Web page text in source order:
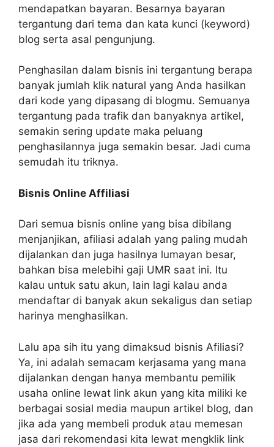
mendapatkan bayaran. Besarnya bayaran
tergantung dari tema dan kata kunci (keyword)
blog serta asal pengunjung.
Penghasilan dalam bisnis ini tergantung berapa
banyak jumlah klik natural yang Anda hasilkan
dari kode yang dipasang di blogmu. Semuanya
tergantung pada trafik dan banyaknya artikel,
semakin sering update maka peluang
penghasilannya juga semakin besar. Jadi cuma
semudah itu triknya.
Bisnis Online Affiliasi
Dari semua bisnis online yang bisa dibilang
menjanjikan, afiliasi adalah yang paling mudah
dijalankan dan juga hasilnya lumayan besar,
bahkan bisa melebihi gaji UMR saat ini. Itu
kalau untuk satu akun, lain lagi kalau anda
mendaftar di banyak akun sekaligus dan setiap
harinya menghasilkan.
Lalu apa sih itu yang dimaksud bisnis Afiliasi?
Ya, ini adalah semacam kerjasama yang mana
dijalankan dengan hanya membantu pemilik
usaha online lewat link akun yang kita miliki ke
berbagai sosial media maupun artikel blog, dan
jika ada yang membeli produk atau memesan
jasa dari rekomendasi kita lewat mengklik link